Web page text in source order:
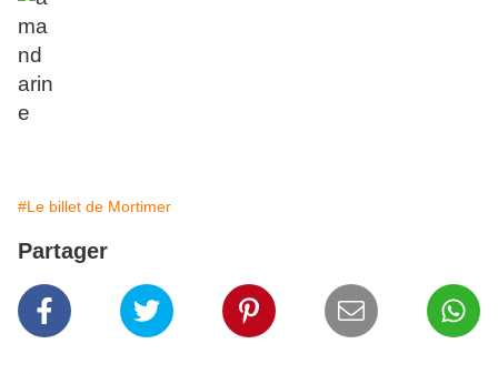
#Le billet de Mortimer
Partager